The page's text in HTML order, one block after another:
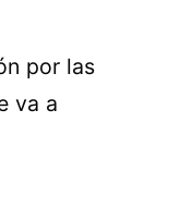
por las
va a